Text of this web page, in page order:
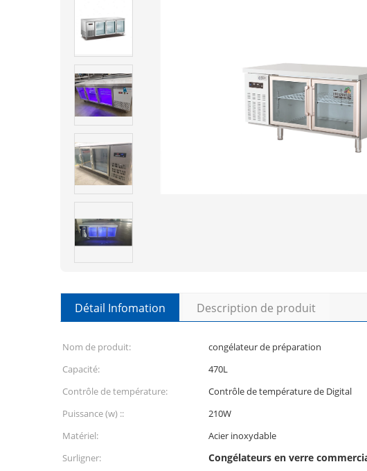
Détail Infomation Description de produit
Nom de produit: congélateur de préparation
Capacité:
470L
Contrôle de température:
Contrôle de température de Digital
Puissance (w) ::
210W
Matériel:
Acier inoxydable
Surligner:
Congélateurs en verre